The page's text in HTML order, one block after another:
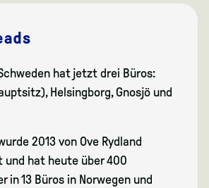
hat jetzt drei Büros:
Helsingborg, Gnosjö und
2013 von Ove Rydland
und hat heute über 400
in 13 Büros in Norwegen und